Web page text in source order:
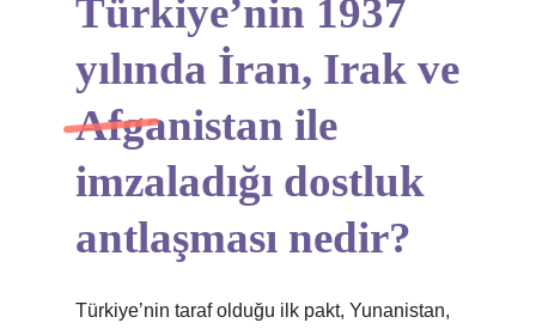
Türkiye’nin 1937
yılında İran, Irak ve
Afganistan ile
imzaladığı dostluk
antlaşması nedir?
Türkiye’nin taraf olduğu ilk pakt, Yunanistan,